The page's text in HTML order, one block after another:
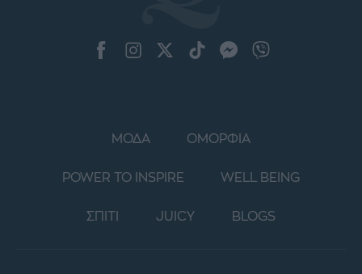
ΜΟΔΑ ΟΜΟΡΦΙΑ
POWER TO INSPIRE WELL BEING
ΣΠΙΤΙ JUICY BLOGS